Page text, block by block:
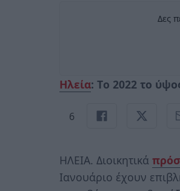
Δες
Ηλεία: Tο 2022 το
6
ΗΛΕΙΑ. Διοικητικά
Ιανουάριο έχουν